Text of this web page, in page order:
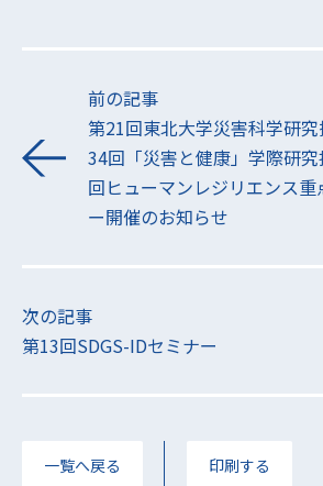
前の記事
第21回東北⼤学災害科学研
34回「災害と健康」学際研
回ヒューマンレジリエンス
ー開催のお知らせ
次の記事
第13回SDGS-IDセミナー
一覧へ戻る 印刷する